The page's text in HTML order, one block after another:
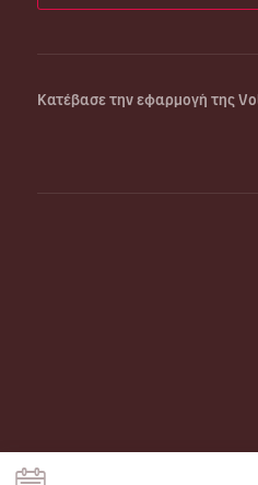
Κατέβασε την εφαρμογή της